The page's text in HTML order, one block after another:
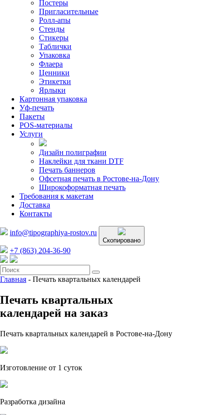
Постеры
Пригласительные
Ролл-апы
Стенды
Стикеры
Таблички
Упаковка
Флаера
Ценники
Этикетки
Ярлыки
Картонная упаковка
Уф-печать
Пакеты
POS-материалы
Услуги
Дизайн полиграфии
Наклейки для ткани DTF
Печать баннеров
Офсетная печать в Ростове-на-Дону
Широкоформатная печать
Требования к макетам
Доставка
Контакты
info@tipographiya-rostov.ru
Скопировано
+7 (863) 204-36-90
Главная - Печать квартальных календарей
Печать квартальных
календарей на заказ
Печать квартальных календарей в Ростове-на-Дону
Изготовление от 1 суток
Разработка дизайна